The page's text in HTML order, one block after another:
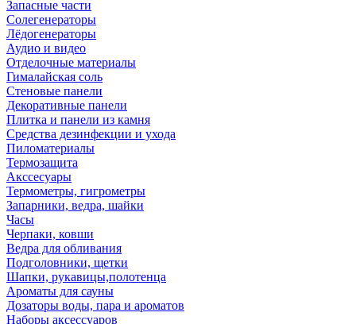
Запасные части
Солегенераторы
Лёдогенераторы
Аудио и видео
Отделочные материалы
Гималайская соль
Стеновые панели
Декоративные панели
Плитка и панели из камня
Средства дезинфекции и ухода
Пиломатериалы
Термозащита
Аксcесуары
Термометры, гигрометры
Запарники, ведра, шайки
Часы
Черпаки, ковши
Ведра для обливания
Подголовники, щетки
Шапки, рукавицы,полотенца
Ароматы для сауны
Дозаторы воды, пара и ароматов
Наборы аксессуаров